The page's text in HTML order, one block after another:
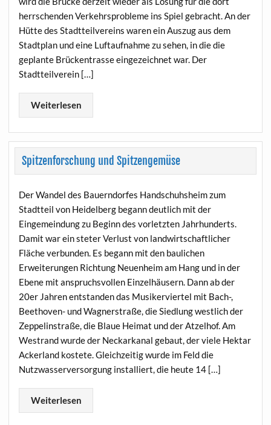
herrschenden Verkehrsprobleme ins Spiel gebracht. An der
Hütte des Stadtteilvereins waren ein Auszug aus dem
Stadtplan und eine Luftaufnahme zu sehen, in die die
geplante Brückentrasse eingezeichnet war. Der
Stadtteilverein […]
Weiterlesen
Spitzenforschung und Spitzengemüse
Der Wandel des Bauerndorfes Handschuhsheim zum
Stadtteil von Heidelberg begann deutlich mit der
Eingemeindung zu Beginn des vorletzten Jahrhunderts.
Damit war ein steter Verlust von landwirtschaftlicher
Fläche verbunden. Es begann mit den baulichen
Erweiterungen Richtung Neuenheim am Hang und in der
Ebene mit anspruchsvollen Einzelhäusern. Dann ab der
20er Jahren entstanden das Musikerviertel mit Bach-,
Beethoven- und Wagnerstraße, die Siedlung westlich der
Zeppelinstraße, die Blaue Heimat und der Atzelhof. Am
Westrand wurde der Neckarkanal gebaut, der viele Hektar
Ackerland kostete. Gleichzeitig wurde im Feld die
Nutzwasserversorgung installiert, die heute 14 […]
Weiterlesen